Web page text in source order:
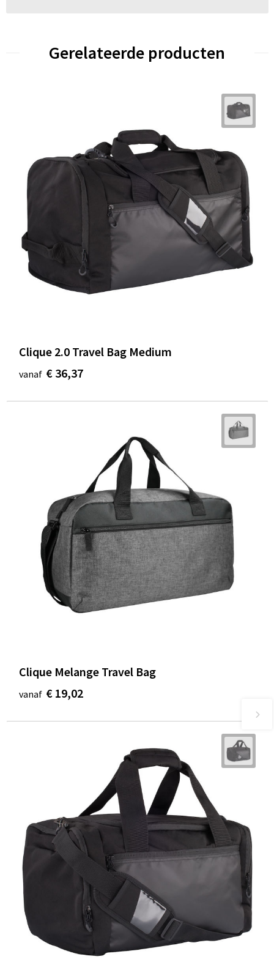
Gerelateerde producten
Clique 2.0 Travel Bag Medium
vanaf € 36,37
Clique Melange Travel Bag
vanaf € 19,02